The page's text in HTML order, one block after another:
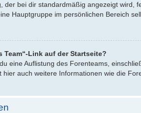
der bei dir standardmäßig angezeigt wird,
Hauptgruppe im persönlichen Bereich
Team“-Link auf der Startseite?
eine Auflistung des Forenteams,
hier auch weitere Informationen wie die